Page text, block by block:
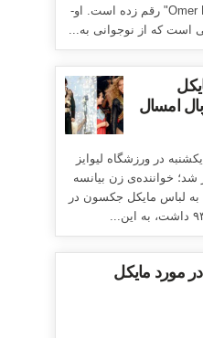
خواننده‌ی رپ Omer Bhatti "O-Bee" رقم زده است. او-
است که از نوجوانی به...
امسال
در ورزشگاه لیوایز
شد؛ خواننده‌ی زن بیانسه
به لباس مایکل جکسون در
مورد مایکل